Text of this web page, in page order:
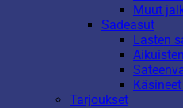
Muut
Sadeasut
Lasten
Tarjoukset